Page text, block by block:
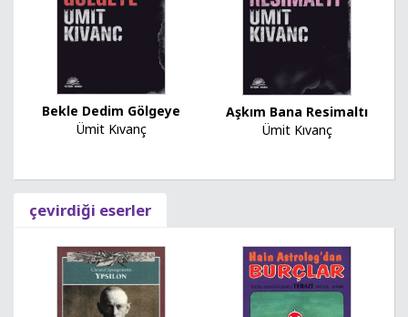
Bekle Dedim Gölgeye
Ümit Kıvanç
Aşkım Bana Resimaltı
Ümit Kıvanç
çevirdiği eserler